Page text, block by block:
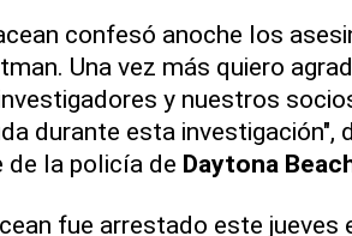
confesó anoche los
Una vez más quiero
y nuestros
durante esta investigación",
de la policía de Daytona
fue arrestado este jueves